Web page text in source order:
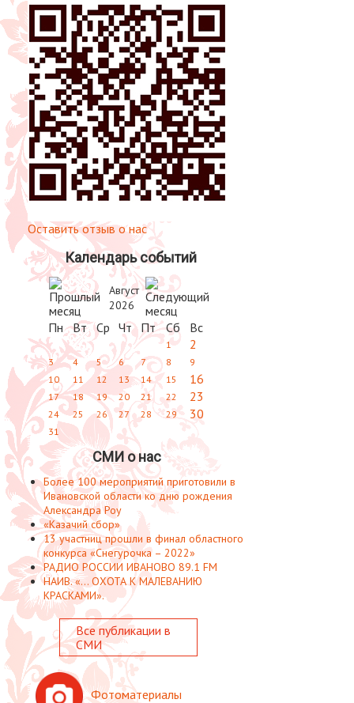
Оставить отзыв о нас
Календарь событий
Август
2026
Пн Вт Ср Чт Пт Сб Вс
1 2
3 4 5 6 7 8
9
10
11 12 13 14 15 16
17 18 19 20 21 22 23
24 25 26 27 28 29 30
31
СМИ о нас
Более 100 мероприятий приготовили в
Ивановской области ко дню рождения
Александра Роу
«Казачий сбор»
13 участниц прошли в финал областного
конкурса «Снегурочка – 2022»
РАДИО РОССИИ ИВАНОВО 89.1 FM
НАИВ. «... ОХОТА К МАЛЕВАНИЮ
КРАСКАМИ».
Все публикации в
СМИ
Фотоматериалы